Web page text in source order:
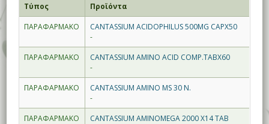
Τύπος
Προϊόντα
ΠΑΡΑΦΑΡΜΑΚΟ
CANTASSIUM ACIDOPHILUS 500MG CAPX50
-
ΠΑΡΑΦΑΡΜΑΚΟ
CANTASSIUM AMINO ACID COMP.TABX60
-
ΠΑΡΑΦΑΡΜΑΚΟ
CANTASSIUM AMINO MS 30 N.
-
ΠΑΡΑΦΑΡΜΑΚΟ
CANTASSIUM AMINOMEGA 2000 X14 TAB